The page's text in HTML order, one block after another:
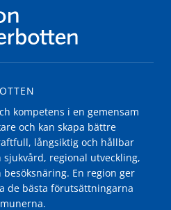
kompetens i en gemensam
och kan skapa bättre
långsiktig och hållbar
regional utveckling,
En region ger
de bästa förutsättningarna